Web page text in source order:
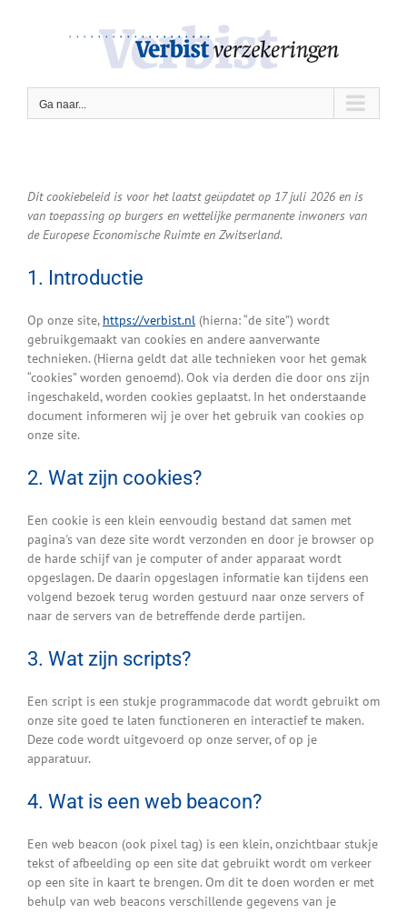
Ga naar...
Dit cookiebeleid is voor het laatst geüpdatet op 17 juli 2026 en is
van toepassing op burgers en wettelijke permanente inwoners van
de Europese Economische Ruimte en Zwitserland.
1. Introductie
Op onze site, https://verbist.nl (hierna: “de site”) wordt
gebruikgemaakt van cookies en andere aanverwante
technieken. (Hierna geldt dat alle technieken voor het gemak
“cookies” worden genoemd). Ook via derden die door ons zijn
ingeschakeld, worden cookies geplaatst. In het onderstaande
document informeren wij je over het gebruik van cookies op
onze site.
2. Wat zijn cookies?
Een cookie is een klein eenvoudig bestand dat samen met
pagina's van deze site wordt verzonden en door je browser op
de harde schijf van je computer of ander apparaat wordt
opgeslagen. De daarin opgeslagen informatie kan tijdens een
volgend bezoek terug worden gestuurd naar onze servers of
naar de servers van de betreffende derde partijen.
3. Wat zijn scripts?
Een script is een stukje programmacode dat wordt gebruikt om
onze site goed te laten functioneren en interactief te maken.
Deze code wordt uitgevoerd op onze server, of op je
apparatuur.
4. Wat is een web beacon?
Een web beacon (ook pixel tag) is een klein, onzichtbaar stukje
tekst of afbeelding op een site dat gebruikt wordt om verkeer
op een site in kaart te brengen. Om dit te doen worden er met
behulp van web beacons verschillende gegevens van je